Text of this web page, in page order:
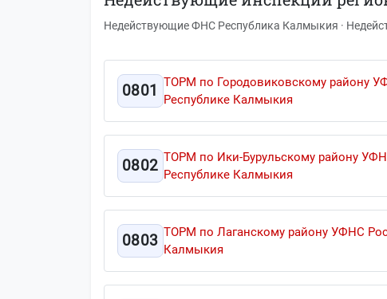
Недействующие ФНС Республика Калмыкия ·
0801 ТОРМ по Городовиковскому району
Республике Калмыкия
0802 ТОРМ по Ики-Бурульскому району
Республике Калмыкия
0803 ТОРМ по Лаганскому району УФНС
Калмыкия